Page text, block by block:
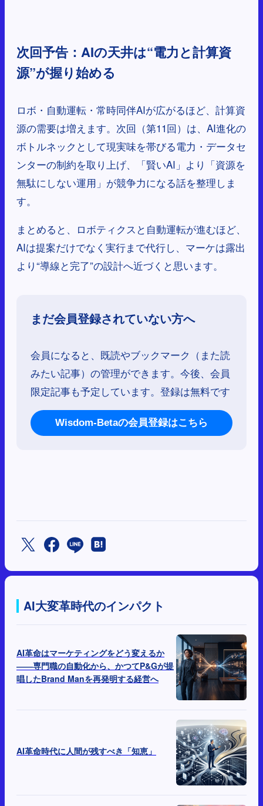
次回予告：AIの天井は“電力と計算資
源”が握り始める
ロボ・自動運転・常時同伴AIが広がるほど、計算資
源の需要は増えます。次回（第11回）は、AI進化の
ボトルネックとして現実味を帯びる電力・データセ
ンターの制約を取り上げ、「賢いAI」より「資源を
無駄にしない運用」が競争力になる話を整理しま
す。
まとめると、ロボティクスと自動運転が進むほど、
AIは提案だけでなく実行まで代行し、マーケは露出
より“導線と完了”の設計へ近づくと思います。
まだ会員登録されていない方へ
会員になると、既読やブックマーク（また読
みたい記事）の管理ができます。今後、会員
限定記事も予定しています。登録は無料です
Wisdom-Betaの会員登録はこちら
AI大変革時代のインパクト
AI革命はマーケティングをどう変えるか
――専門職の自動化から、かつてP&Gが提
唱したBrand Manを再発明する経営へ
AI革命時代に人間が残すべき「知恵」